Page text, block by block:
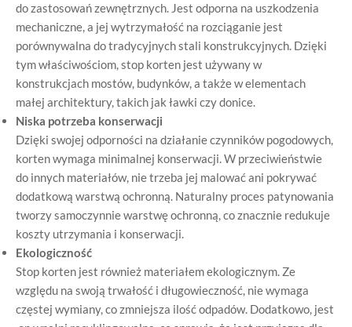
do zastosowań zewnętrznych. Jest odporna na uszkodzenia
mechaniczne, a jej wytrzymałość na rozciąganie jest
porównywalna do tradycyjnych stali konstrukcyjnych. Dzięki
tym właściwościom, stop korten jest używany w
konstrukcjach mostów, budynków, a także w elementach
małej architektury, takich jak ławki czy donice.
Niska potrzeba konserwacji
Dzięki swojej odporności na działanie czynników pogodowych,
korten wymaga minimalnej konserwacji. W przeciwieństwie
do innych materiałów, nie trzeba jej malować ani pokrywać
dodatkową warstwą ochronną. Naturalny proces patynowania
tworzy samoczynnie warstwę ochronną, co znacznie redukuje
koszty utrzymania i konserwacji.
Ekologiczność
Stop korten jest również materiałem ekologicznym. Ze
względu na swoją trwałość i długowieczność, nie wymaga
częstej wymiany, co zmniejsza ilość odpadów. Dodatkowo, jest